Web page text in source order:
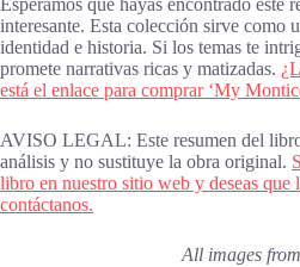
interesante. Esta colección sirve como
identidad e historia. Si los temas te
promete narrativas ricas y matizadas.
está el enlace para comprar ‘My
AVISO LEGAL: Este resumen del
análisis y no sustituye la obra original.
libro en nuestro sitio web y deseas
contáctanos.
All images from